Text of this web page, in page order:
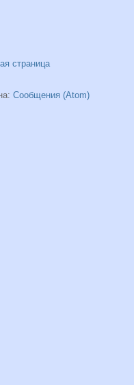
страница
Сообщения (Atom)